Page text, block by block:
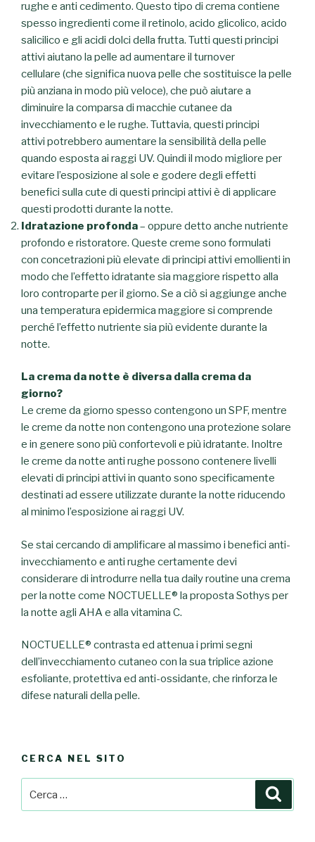
rughe e anti cedimento. Questo tipo di crema contiene
spesso ingredienti come il retinolo, acido glicolico, acido
salicilico e gli acidi dolci della frutta. Tutti questi principi
attivi aiutano la pelle ad aumentare il turnover
cellulare (che significa nuova pelle che sostituisce la pelle
più anziana in modo più veloce), che può aiutare a
diminuire la comparsa di macchie cutanee da
invecchiamento e le rughe. Tuttavia, questi principi
attivi potrebbero aumentare la sensibilità della pelle
quando esposta ai raggi UV. Quindi il modo migliore per
evitare l’esposizione al sole e godere degli effetti
benefici sulla cute di questi principi attivi è di applicare
questi prodotti durante la notte.
Idratazione profonda– oppure detto anche nutriente
profondo e ristoratore. Queste creme sono formulati
con concetrazioni più elevate di principi attivi emollienti in
modo che l’effetto idratante sia maggiore rispetto alla
loro controparte per il giorno. Se a ciò si aggiunge anche
una temperatura epidermica maggiore si comprende
perché l’effetto nutriente sia più evidente durante la
notte.
La crema da notte è diversa dalla crema da
giorno?
Le creme da giorno spesso contengono un SPF, mentre
le creme da notte non contengono una protezione solare
e in genere sono più confortevoli e più idratante. Inoltre
le creme da notte anti rughe possono contenere livelli
elevati di principi attivi in ​​quanto sono specificamente
destinati ad essere utilizzate durante la notte riducendo
al minimo l’esposizione ai raggi UV.
Se stai cercando di amplificare al massimo i benefici anti-
invecchiamento e anti rughe certamente devi
considerare di introdurre nella tua daily routine una crema
per la notte come NOCTUELLE® la proposta Sothys per
la notte agli AHA e alla vitamina C.
NOCTUELLE® contrasta ed attenua i primi segni
dell’invecchiamento cutaneo con la sua triplice azione
esfoliante, protettiva ed anti-ossidante, che rinforza le
difese naturali della pelle.
CERCA NEL SITO